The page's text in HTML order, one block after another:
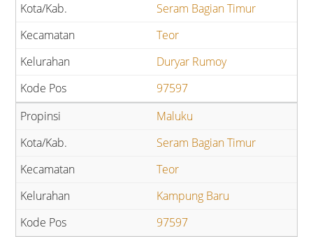
Seram Bagian Timur
Teor
Duryar Rumoy
97597
Maluku
Seram Bagian Timur
Teor
Kampung Baru
97597